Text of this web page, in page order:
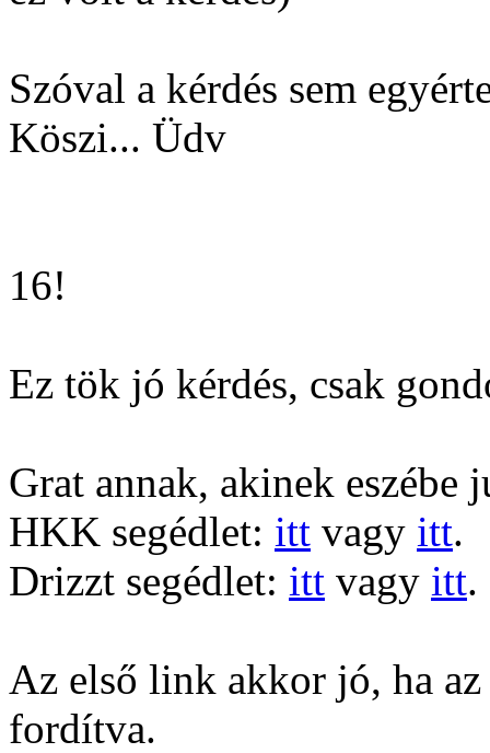
Szóval a kérdés sem
Köszi... Üdv
16!
Ez tök jó kérdés, csak
Grat annak, akinek eszébe
HKK segédlet: itt vagy itt.
Drizzt segédlet: itt vagy itt.
Az első link akkor jó, ha
fordítva.